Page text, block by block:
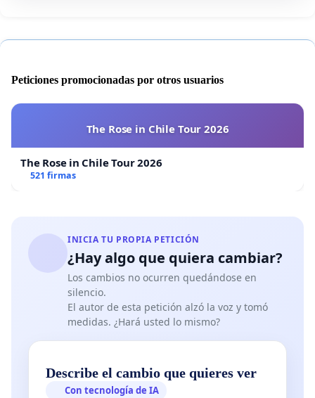
Peticiones promocionadas por otros usuarios
The Rose in Chile Tour 2026
The Rose in Chile Tour 2026
521 firmas
INICIA TU PROPIA PETICIÓN
¿Hay algo que quiera cambiar?
Los cambios no ocurren quedándose en
silencio.
El autor de esta petición alzó la voz y tomó
medidas. ¿Hará usted lo mismo?
Describe el cambio que quieres ver
Con tecnología de IA